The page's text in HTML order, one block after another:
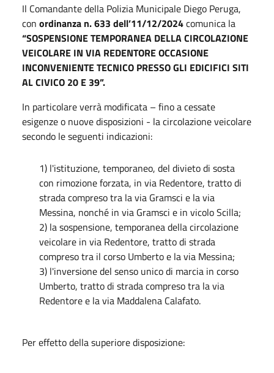
Il Comandante della Polizia Municipale Diego Peruga,
con ordinanza n. 633 dell’11/12/2024comunica la
“SOSPENSIONE TEMPORANEA DELLA CIRCOLAZIONE
VEICOLARE IN VIA REDENTORE OCCASIONE
INCONVENIENTE TECNICO PRESSO GLI EDICIFICI SITI
AL CIVICO 20 E 39”.
In particolare verrà modificata – fino a cessate
esigenze o nuove disposizioni - la circolazione veicolare
secondo le seguenti indicazioni:
1) l'istituzione, temporaneo, del divieto di sosta
con rimozione forzata, in via Redentore, tratto di
strada compreso tra la via Gramsci e la via
Messina, nonché in via Gramsci e in vicolo Scilla;
2) la sospensione, temporanea della circolazione
veicolare in via Redentore, tratto di strada
compreso tra il corso Umberto e la via Messina;
3) l'inversione del senso unico di marcia in corso
Umberto, tratto di strada compreso tra la via
Redentore e la via Maddalena Calafato.
Per effetto della superiore disposizione: